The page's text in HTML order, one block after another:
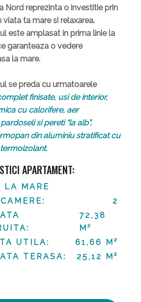
Nord reprezinta o investitie prin
viata ta mare si relaxarea.
este amplasat in prima linie la
garanteaza o vedere
la mare.
se preda cu urmatoarele
finisate, usi de interior,
cu calorifere, aer
si pereti “la alb”,
din aluminiu stratificat cu
APARTAMENT:
LA MARE
2
72,38
M²
UTILA:
61,66 M²
TERASA:
25,12 M²